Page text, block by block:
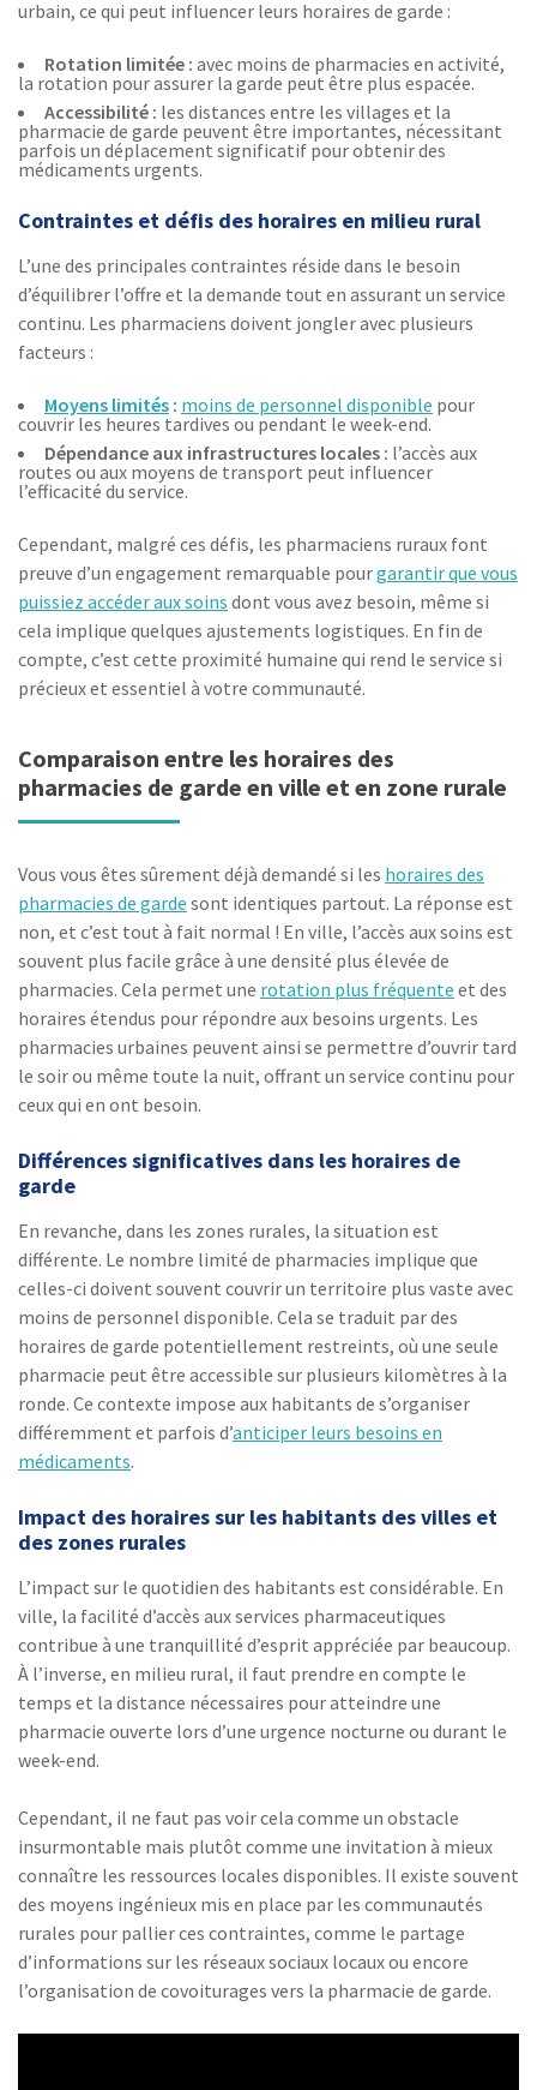
urbain, ce qui peut influencer leurs horaires de garde :
Rotation limitée : avec moins de pharmacies en activité,
la rotation pour assurer la garde peut être plus espacée.
Accessibilité : les distances entre les villages et la
pharmacie de garde peuvent être importantes, nécessitant
parfois un déplacement significatif pour obtenir des
médicaments urgents.
Contraintes et défis des horaires en milieu rural
L’une des principales contraintes réside dans le besoin
d’équilibrer l’offre et la demande tout en assurant un service
continu. Les pharmaciens doivent jongler avec plusieurs
facteurs :
Moyens limités : moins de personnel disponible pour
couvrir les heures tardives ou pendant le week-end.
Dépendance aux infrastructures locales : l’accès aux
routes ou aux moyens de transport peut influencer
l’efficacité du service.
Cependant, malgré ces défis, les pharmaciens ruraux font
preuve d’un engagement remarquable pourgarantir que vous
puissiez accéder aux soins dont vous avez besoin, même si
cela implique quelques ajustements logistiques. En fin de
compte, c’est cette proximité humaine qui rend le service si
précieux et essentiel à votre communauté.
Comparaison entre les horaires des
pharmacies de garde en ville et en zone rurale
Vous vous êtes sûrement déjà demandé si les horaires des
pharmacies de garde sont identiques partout. La réponse est
non, et c’est tout à fait normal ! En ville, l’accès aux soins est
souvent plus facile grâce à une densité plus élevée de
pharmacies. Cela permet une rotation plus fréquente et des
horaires étendus pour répondre aux besoins urgents. Les
pharmacies urbaines peuvent ainsi se permettre d’ouvrir tard
le soir ou même toute la nuit, offrant un service continu pour
ceux qui en ont besoin.
Différences significatives dans les horaires de
garde
En revanche, dans les zones rurales, la situation est
différente. Le nombre limité de pharmacies implique que
celles-ci doivent souvent couvrir un territoire plus vaste avec
moins de personnel disponible. Cela se traduit par des
horaires de garde potentiellement restreints, où une seule
pharmacie peut être accessible sur plusieurs kilomètres à la
ronde. Ce contexte impose aux habitants de s’organiser
différemment et parfois d’anticiper leurs besoins en
médicaments.
Impact des horaires sur les habitants des villes et
des zones rurales
L’impact sur le quotidien des habitants est considérable. En
ville, la facilité d’accès aux services pharmaceutiques
contribue à une tranquillité d’esprit appréciée par beaucoup.
À l’inverse, en milieu rural, il faut prendre en compte le
temps et la distance nécessaires pour atteindre une
pharmacie ouverte lors d’une urgence nocturne ou durant le
week-end.
Cependant, il ne faut pas voir cela comme un obstacle
insurmontable mais plutôt comme une invitation à mieux
connaître les ressources locales disponibles. Il existe souvent
des moyens ingénieux mis en place par les communautés
rurales pour pallier ces contraintes, comme le partage
d’informations sur les réseaux sociaux locaux ou encore
l’organisation de covoiturages vers la pharmacie de garde.